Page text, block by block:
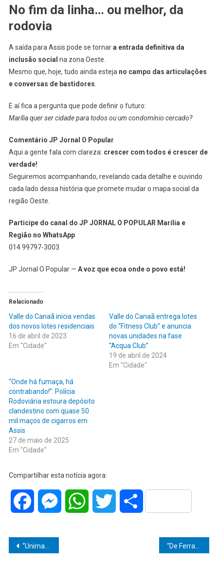
No fim da linha… ou melhor, da
rodovia
A saída para Assis pode se tornara entrada definitiva da
inclusão social na zona Oeste.
Mesmo que, hoje, tudo ainda esteja no campo das articulações
e conversas de bastidores
E aí fica a pergunta que pode definir o futuro:
Marília quer ser cidade para todos ou um condomínio cercado?
Comentário JP Jornal O Popular
Aqui a gente fala com clareza: crescer com todos é crescer de
verdade!
Seguiremos acompanhando, revelando cada detalhe e ouvindo
cada lado dessa história que promete mudar o mapa social da
região Oeste.
Participe do canal do JP JORNAL O POPULAR Marília e
Região no WhatsApp
014 99797-3003
JP Jornal O Popular — A voz que ecoa onde o povo está!
Relacionado
Valle do Canaã inicia vendas
dos novos lotes residenciais
16 de abril de 2023
Em "Cidade"
Valle do Canaã entrega lotes
do “Fitness Club” e anuncia
novas unidades na fase
“Acqua Club”
19 de abril de 2024
Em "Cidade"
“Onde há fumaça, há
contrabando!”: Polícia
Rodoviária estoura depósito
clandestino com quase 50
mil maços de cigarros em
Assis
27 de maio de 2025
Em "Cidade"
Compartilhar esta notícia agora:
Facebook MessengerWhatsAppTwitter Share
Navegação
“Unimar reforça integração e protagonismo estudantil na 7ª Olimpíada Acadêmica”